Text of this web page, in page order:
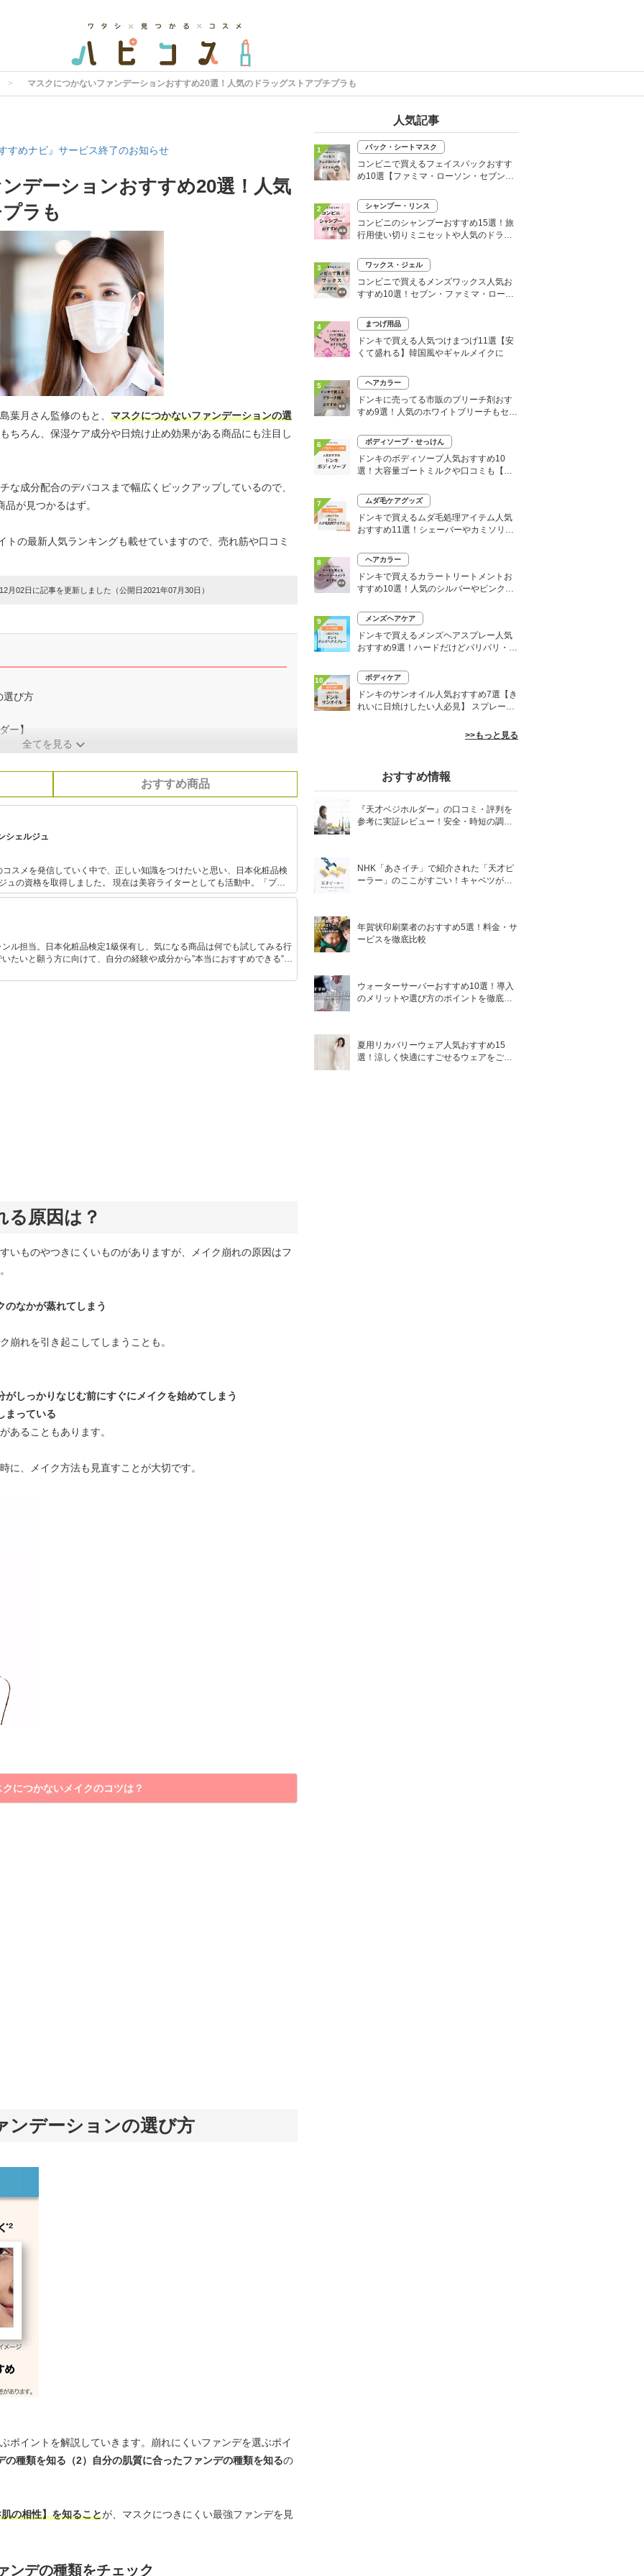
マスクにつかないファンデーションおすすめ20選！人気のドラッグストアプチプラも
すめナビ』サービス終了のお知らせ
デーションおすすめ20選！人気
ラも
葉月さん監修のもと、 マスクにつかないファンデーションの選
ちろん、保湿ケア成分や日焼け止め効果がある商品にも注目し
な成分配合のデパコスまで幅広くピックアップしているので、
品が見つかるはず。
の最新人気ランキングも載せていますので、売れ筋や口コミ
02日に記事を更新しました（公開日2021年07月30日）
選び方
ー】
全てを見る
おすすめ商品
シェルジュ
スメを発信していく中で、正しい知識をつけたいと思い、日本化粧品検
。 現在は美容ライターとしても活動中。「プチ
、いろいろなコスメを試すのが好きで、大人の女性に美容を楽しんでも
ル担当。日本化粧品検定1級保有し、気になる商品は何でも試してみる行
たいと願う方に向けて、自分の経験や成分から”本当におすすめできる”も
る原因は？
いものやつきにくいものがありますが、メイク崩れの原因はフ
のなかが蒸れてしまう
崩れを引き起こしてしまうことも。
しっかりなじむ前にすぐにメイクを始めてしまう
まっている
あることもあります。
に、メイク方法も見直すことが大切です。
クにつかないメイクのコツは？
ンデーションの選び方
ポイントを解説していきます。崩れにくいファンデを選ぶポイ
種類を知る（2）自分の肌質に合ったファンデの種類を知るの
の相性】を知ることが、マスクにつきにくい最強ファンデを見
ンデの種類をチェック
人気記事
1 パック・シートマスク
コンビニで買えるフェイスパックおすす
め10選【ファミマ・ローソン・セブン】
2 シャンプー・リンス
コンビニのシャンプーおすすめ15選！旅
行用使い切りミニセットや人気のドライ
3 ワックス・ジェル
コンビニで買えるメンズワックス人気お
すすめ10選！セブン・ファミマ・ローソ
4 まつげ用品
ドンキで買える人気つけまつげ11選【安
くて盛れる】韓国風やギャルメイクに
5 ヘアカラー
ドンキに売ってる市販のブリーチ剤おす
すめ9選！人気のホワイトブリーチもセル
6 ボディソープ・せっけん
ドンキのボディソープ人気おすすめ10
選！大容量ゴートミルクや口コミも【い
7 ムダ毛ケアグッズ
ドンキで買えるムダ毛処理アイテム人気
おすすめ11選！シェーバーやカミソリな
8 ヘアカラー
ドンキで買えるカラートリートメントお
すすめ10選！人気のシルバーやピンク、
9 メンズヘアケア
ドンキで買えるメンズヘアスプレー人気
おすすめ9選！ハードだけどパリパリ・白
10 ボディケア
ドンキのサンオイル人気おすすめ7選【き
れいに日焼けしたい人必見】 スプレーや
>>もっと見る
おすすめ情報
『天才ベジホルダー』の口コミ・評判を
参考に実証レビュー！安全・時短の調理
NHK「あさイチ」で紹介された「天才ピ
ーラー」のここがすごい！キャベツがほ
年賀状印刷業者のおすすめ5選！料金・サ
ービスを徹底比較
ウォーターサーバーおすすめ10選！導入
のメリットや選び方のポイントを徹底解
夏用リカバリーウェア人気おすすめ15
選！涼しく快適にすごせるウェアをご紹